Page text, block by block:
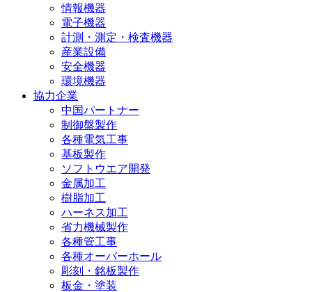
情報機器
電子機器
計測・測定・検査機器
産業設備
安全機器
環境機器
協力企業
中国パートナー
制御盤製作
各種電気工事
基板製作
ソフトウエア開発
金属加工
樹脂加工
ハーネス加工
省力機械製作
各種管工事
各種オーバーホール
彫刻・銘板製作
板金・塗装